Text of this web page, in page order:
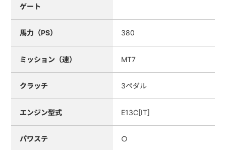
ゲート
馬力（PS） 380
ミッション（速） MT7
クラッチ 3ペダル
エンジン型式 E13C[IT]
パワステ ○